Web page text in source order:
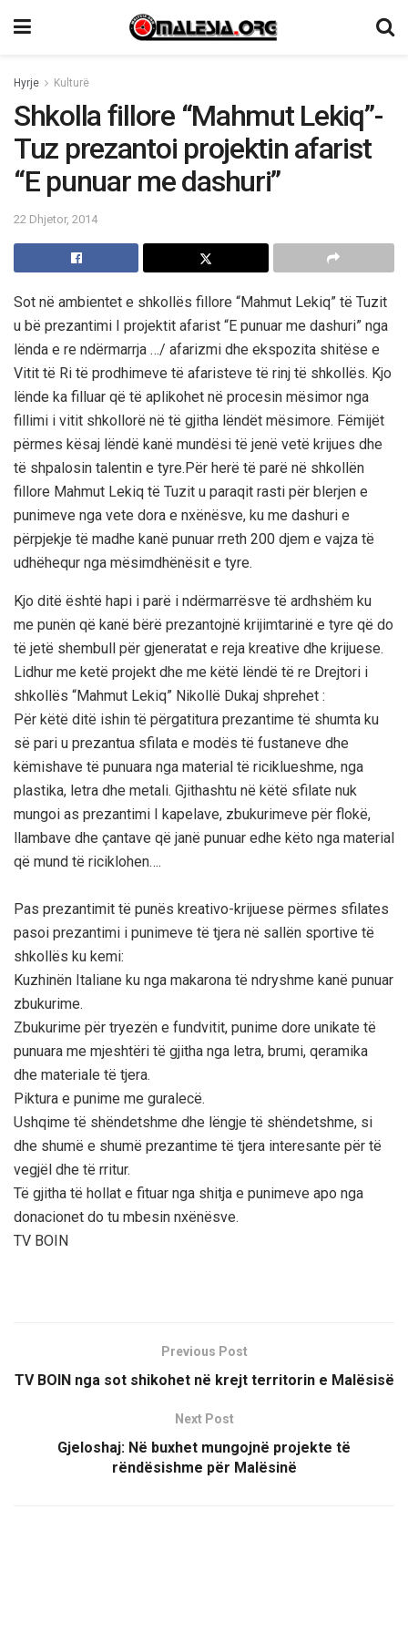
Hyrje Kulturë
Shkolla fillore “Mahmut Lekiq”-
Tuz prezantoi projektin afarist
“E punuar me dashuri”
22 Dhjetor, 2014
Sot në ambientet e shkollës fillore “Mahmut Lekiq” të Tuzit
u bë prezantimi I projektit afarist “E punuar me dashuri” nga
lënda e re ndërmarrja …/ afarizmi dhe ekspozita shitëse e
Vitit të Ri të prodhimeve të afaristeve të rinj të shkollës. Kjo
lënde ka filluar që të aplikohet në procesin mësimor nga
fillimi i vitit shkollorë në të gjitha lëndët mësimore. Fëmijët
përmes kësaj lëndë kanë mundësi të jenë vetë krijues dhe
të shpalosin talentin e tyre.Për herë të parë në shkollën
fillore Mahmut Lekiq të Tuzit u paraqit rasti për blerjen e
punimeve nga vete dora e nxënësve, ku me dashuri e
përpjekje të madhe kanë punuar rreth 200 djem e vajza të
udhëhequr nga mësimdhënësit e tyre.
Kjo ditë është hapi i parë i ndërmarrësve të ardhshëm ku
me punën që kanë bërë prezantojnë krijimtarinë e tyre që do
të jetë shembull për gjeneratat e reja kreative dhe krijuese.
Lidhur me ketë projekt dhe me këtë lëndë të re Drejtori i
shkollës “Mahmut Lekiq” Nikollë Dukaj shprehet :
Për këtë ditë ishin të përgatitura prezantime të shumta ku
së pari u prezantua sfilata e modës të fustaneve dhe
këmishave të punuara nga material të riciklueshme, nga
plastika, letra dhe metali. Gjithashtu në këtë sfilate nuk
mungoi as prezantimi I kapelave, zbukurimeve për flokë,
llambave dhe çantave që janë punuar edhe këto nga material
që mund të riciklohen….
Pas prezantimit të punës kreativo-krijuese përmes sfilates
pasoi prezantimi i punimeve të tjera në sallën sportive të
shkollës ku kemi:
Kuzhinën Italiane ku nga makarona të ndryshme kanë punuar
zbukurime.
Zbukurime për tryezën e fundvitit, punime dore unikate të
punuara me mjeshtëri të gjitha nga letra, brumi, qeramika
dhe materiale të tjera.
Piktura e punime me guralecë.
Ushqime të shëndetshme dhe lëngje të shëndetshme, si
dhe shumë e shumë prezantime të tjera interesante për të
vegjël dhe të rritur.
Të gjitha të hollat e fituar nga shitja e punimeve apo nga
donacionet do tu mbesin nxënësve.
TV BOIN
Previous Post
TV BOIN nga sot shikohet në krejt territorin e Malësisë
Next Post
Gjeloshaj: Në buxhet mungojnë projekte të
rëndësishme për Malësinë